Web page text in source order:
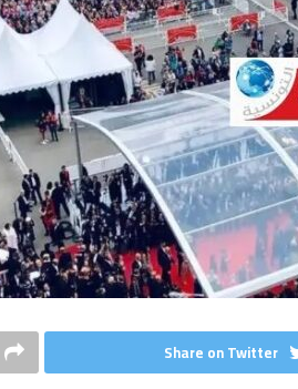
Share on Twitter